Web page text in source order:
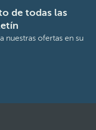
de todas las
nuestras ofertas en su